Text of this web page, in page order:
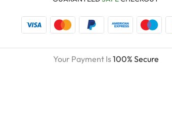
Your Payment Is100% Secure